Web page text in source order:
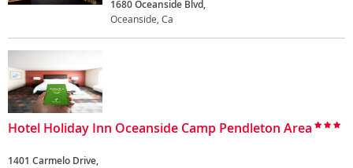
1680 Oceanside Blvd,
Oceanside, Ca
Hotel Holiday Inn Oceanside Camp Pendleton Area
1401 Carmelo Drive,